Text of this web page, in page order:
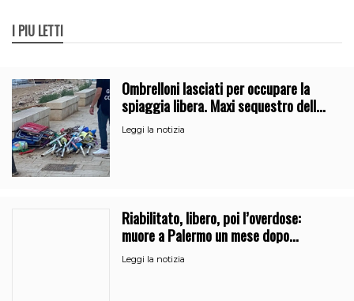
I PIÙ LETTI
Ombrelloni lasciati per occupare la
spiaggia libera. Maxi sequestro della
Guardia Costiera
Leggi la notizia
Riabilitato, libero, poi l’overdose:
muore a Palermo un mese dopo
l’uscita dalla comunità
Leggi la notizia